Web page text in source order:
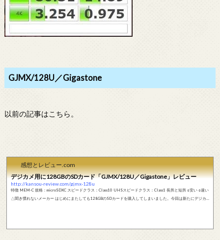
GJMX/128U／Gigastone
以前の記事はこちら。
感想とレビュー.com
デジカメ用に128GBのSDカード「GJMX/128U／Gigastone」レビュー
http://kansou-review.com/gjmx-128u
特徴 MEM-C 規格：microSDXC スピードクラス：Class10 UHSスピードクラス：Class1 長所と短所 ○安い ○速い
△聞き慣れないメーカー はじめにまたしても128GBのSDカードを購入してしまいました。今回は新たにデジカ